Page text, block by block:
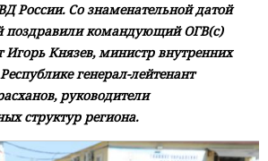
России. Со знаменательной датой
поздравили командующий ОГВ(с)
Игорь Князев, министр внутренних
генерал-лейтенант
руководители
структур региона.